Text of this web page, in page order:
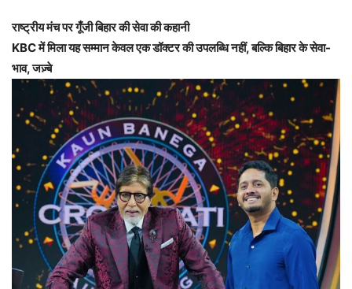
राष्ट्रीय मंच पर गूँजी बिहार की सेवा की कहानी
KBC में मिला यह सम्मान केवल एक डॉक्टर की उपलब्धि नहीं, बल्कि बिहार के सेवा-
भाव, जज़्बे